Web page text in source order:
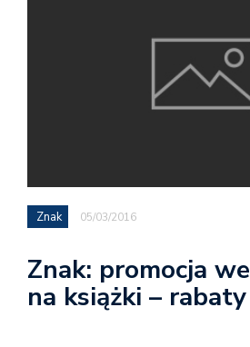
Znak 05/03/2016
Znak: promocja
na książki –